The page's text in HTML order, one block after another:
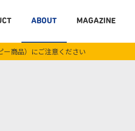
ー商品）にご注意ください
ABOUT MAGAZINE